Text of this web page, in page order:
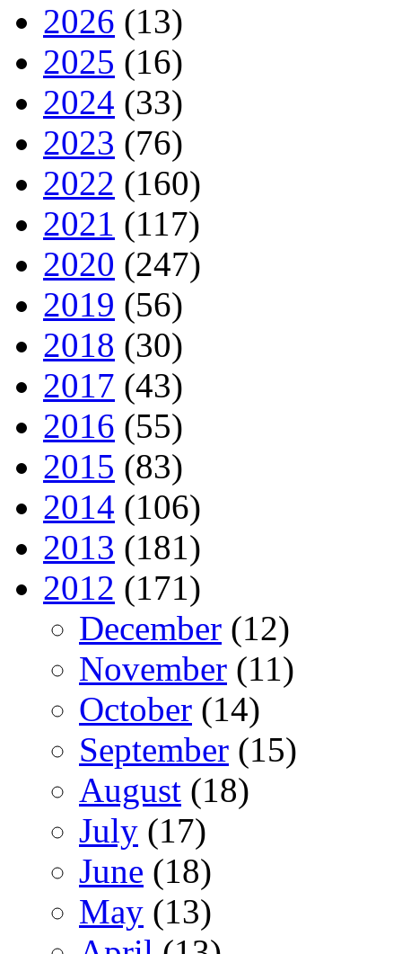
2026 (13)
2025 (16)
2024 (33)
2023 (76)
2022 (160)
2021 (117)
2020 (247)
2019 (56)
2018 (30)
2017 (43)
2016 (55)
2015 (83)
2014 (106)
2013 (181)
2012 (171)
December (12)
November (11)
October (14)
September (15)
August (18)
July (17)
June (18)
May (13)